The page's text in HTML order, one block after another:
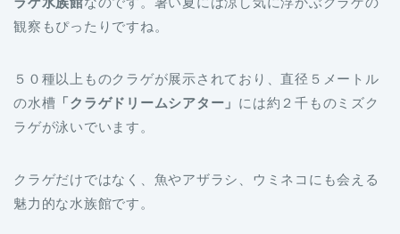
観察もぴったりですね。
５０種以上ものクラゲが展示されており、直径５メートル
の水槽 「クラゲドリームシアター」 には約２千ものミズク
ラゲが泳いでいます。
クラゲだけではなく、魚やアザラシ、ウミネコにも会える
魅力的な水族館です。